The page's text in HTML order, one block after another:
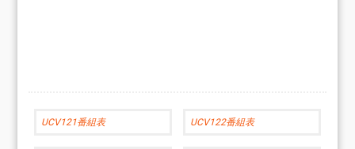
UCV121番組表 UCV122番組表